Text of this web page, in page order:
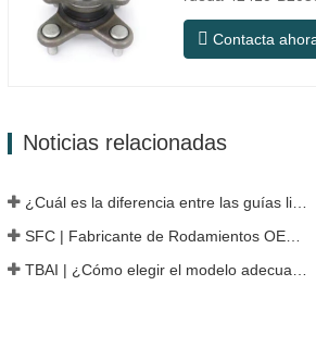
mercado de
de automóviles,
Contacta
Noticias relacionadas
TBAI | ¿Cómo elegir el modelo adecuado de guía lineal?